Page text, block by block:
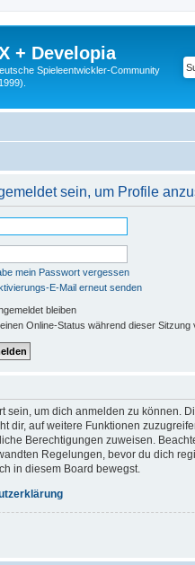
+ Developia
Spieleentwickler-Community
sein, um Profile
mein Passwort vergessen
E-Mail erneut senden
bleiben
Online-Status während dieser Sitzung
sein, um dich anmelden zu können.
dir, auf weitere Funktionen
Berechtigungen zuweisen.
Regelungen, bevor du dich
in diesem Board bewegst.